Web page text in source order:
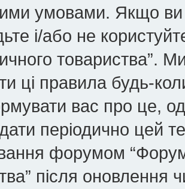
умовами. Якщо ви
і/або не
товариства”.
ці правила будь-
вас про це,
періодично цей
форумом
після оновлення